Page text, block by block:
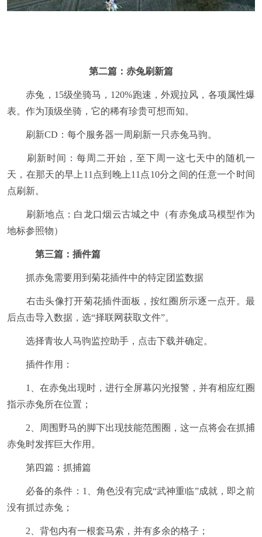
第二篇：赤兔刷新篇
赤兔，15级坐骑马，120%跑速，外观拉风，各项属性爆
表。作为顶级坐骑，它的稀有珍贵可想而知。
刷新CD：每个服务器一周刷新一只赤兔马驹。
刷新时间：每周二开始，至下周一这七天中的随机一
天，在那天的早上11点到晚上11点10分之间的任意一个时间
点刷新。
刷新地点：白龙口烟云古城之中（有赤兔成马模型作为
地标参照物）
第三篇：插件篇
抓赤兔需要用到菊花插件中的特定团监数据
右击头像打开菊花插件面板，按红圈所示逐一点开。最
后点击导入数据，选“择联网获取文件”。
选择青妆人马驹监控助手，点击下载并确定。
插件作用：
1、在赤兔出现时，进行全屏幕闪光报警，并有相应红圈
指示赤兔所在位置；
2、周围野马的脚下出现技能范围圈，这一点将会在抓捕
赤兔时发挥巨大作用。
第四篇：抓捕篇
必备的条件：1、角色没有完成“武神重临”成就，即之前
没有抓过赤兔；
2、背包内有一根套马索，并有多余的格子；